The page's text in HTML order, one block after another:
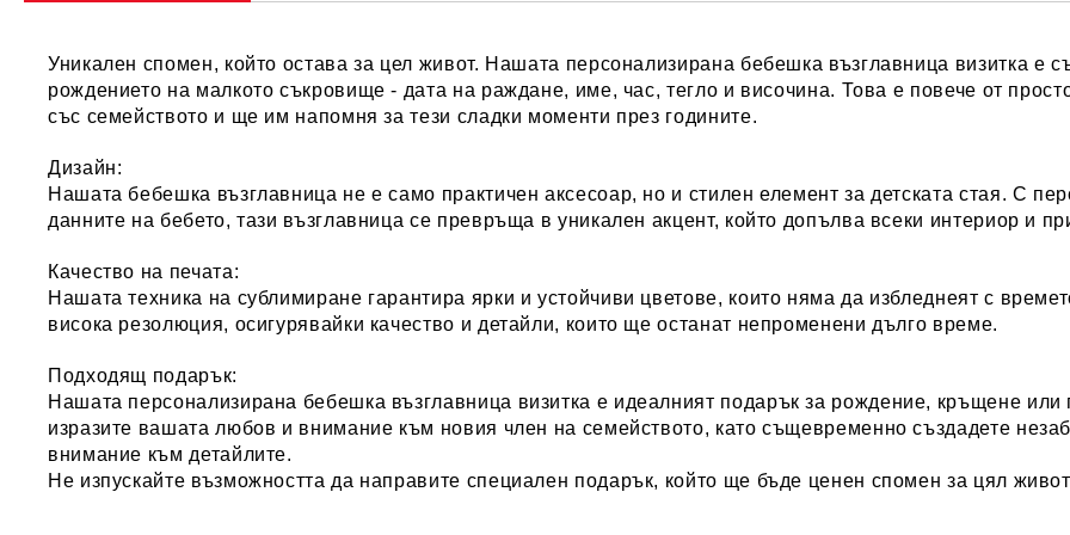
Уникален спомен, който остава за цел живот. Нашата персонализирана бебешка възглавница визитка е
рождението на малкото съкровище - дата на раждане, име, час, тегло и височина. Това е повече от
със семейството и ще им напомня за тези сладки моменти през годините.
Дизайн:
Нашата бебешка възглавница не е само практичен аксесоар, но и стилен елемент за детската стая. С
данните на бебето, тази възглавница се превръща в уникален акцент, който допълва всеки интериор и
Качество на печата:
Нашата техника на сублимиране гарантира ярки и устойчиви цветове, които няма да избледнеят с
висока резолюция, осигурявайки качество и детайли, които ще останат непроменени дълго време.
Подходящ подарък:
Нашата персонализирана бебешка възглавница визитка е идеалният подарък за рождение, кръщене
изразите вашата любов и внимание към новия член на семейството, като същевременно създадете
внимание към детайлите.
Не изпускайте възможността да направите специален подарък, който ще бъде ценен спомен за цял